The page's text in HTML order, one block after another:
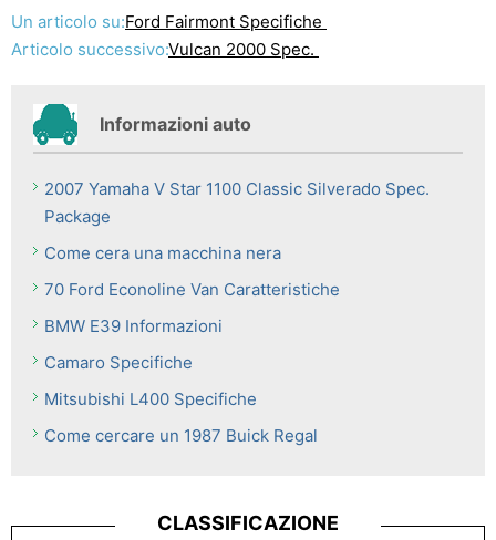
Un articolo su:Ford Fairmont Specifiche
Articolo successivo:Vulcan 2000 Spec.
Informazioni auto
2007 Yamaha V Star 1100 Classic Silverado Spec.
Package
Come cera una macchina nera
70 Ford Econoline Van Caratteristiche
BMW E39 Informazioni
Camaro Specifiche
Mitsubishi L400 Specifiche
Come cercare un 1987 Buick Regal
CLASSIFICAZIONE